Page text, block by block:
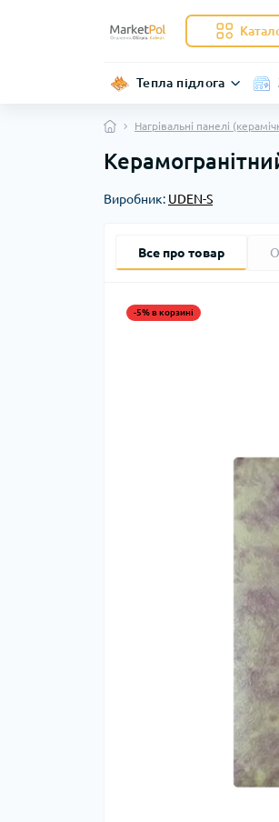
Тепла підлога
Нагрівальні панелі
Виробник: UDEN-S
Все про товар
-5% в корзині